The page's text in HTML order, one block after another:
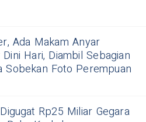
Ada Makam Anyar
Hari, Diambil Sebagian
Sobekan Foto Perempuan
Rp25 Miliar Gegara